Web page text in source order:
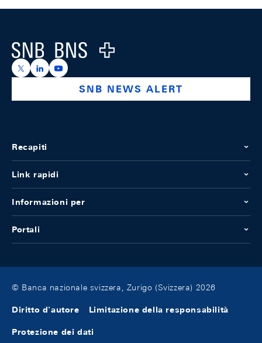
Logo
https://x.com/snb_bns
https://ch.linkedin.com/company/swiss-national-
https://www.youtube.com/@swissnationalbank
SNB NEWS ALERT
Recapiti
Link rapidi
Informazioni per
Portali
© Banca nazionale svizzera, Zurigo (Svizzera) 2026
Diritto d'autore Limitazione della responsabilità
Protezione dei dati